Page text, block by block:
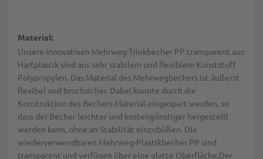
Material:
Unsere innovativen Mehrweg-Trinkbecher PP transparent aus
Hartplastik sind aus sehr stabilem und flexiblem Kunststoff
Polypropylen. Das Material des Mehrwegbechers ist äußerst
flexibel und bruchsicher. Dabei konnte durch die
Konstruktion des Bechers Material eingespart werden, so
dass der Becher leichter und kostengünstiger hergestellt
werden kann, ohne an Stabilität einzubüßen. Die
wiederverwendbaren Mehrweg-Plastikbecher PP sind
transparent und verfügen über eine glatte Oberfläche.Der